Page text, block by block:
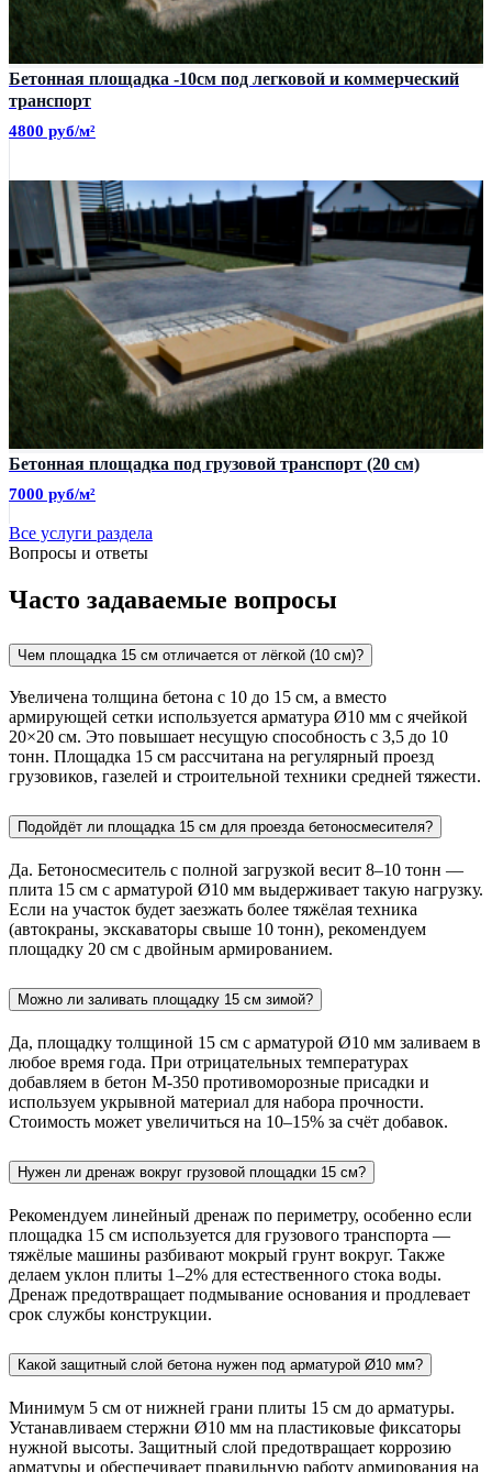
Бетонная площадка -10см под легковой и коммерческий
транспорт
4800 руб/м²
Бетонная площадка под грузовой транспорт (20 см)
7000 руб/м²
Все услуги раздела
Вопросы и ответы
Часто задаваемые вопросы
Чем площадка 15 см отличается от лёгкой (10 см)?
Увеличена толщина бетона с 10 до 15 см, а вместо
армирующей сетки используется арматура Ø10 мм с ячейкой
20×20 см. Это повышает несущую способность с 3,5 до 10
тонн. Площадка 15 см рассчитана на регулярный проезд
грузовиков, газелей и строительной техники средней тяжести.
Подойдёт ли площадка 15 см для проезда бетоносмесителя?
Да. Бетоносмеситель с полной загрузкой весит 8–10 тонн —
плита 15 см с арматурой Ø10 мм выдерживает такую нагрузку.
Если на участок будет заезжать более тяжёлая техника
(автокраны, экскаваторы свыше 10 тонн), рекомендуем
площадку 20 см с двойным армированием.
Можно ли заливать площадку 15 см зимой?
Да, площадку толщиной 15 см с арматурой Ø10 мм заливаем в
любое время года. При отрицательных температурах
добавляем в бетон М-350 противоморозные присадки и
используем укрывной материал для набора прочности.
Стоимость может увеличиться на 10–15% за счёт добавок.
Нужен ли дренаж вокруг грузовой площадки 15 см?
Рекомендуем линейный дренаж по периметру, особенно если
площадка 15 см используется для грузового транспорта —
тяжёлые машины разбивают мокрый грунт вокруг. Также
делаем уклон плиты 1–2% для естественного стока воды.
Дренаж предотвращает подмывание основания и продлевает
срок службы конструкции.
Какой защитный слой бетона нужен под арматурой Ø10 мм?
Минимум 5 см от нижней грани плиты 15 см до арматуры.
Устанавливаем стержни Ø10 мм на пластиковые фиксаторы
нужной высоты. Защитный слой предотвращает коррозию
арматуры и обеспечивает правильную работу армирования на